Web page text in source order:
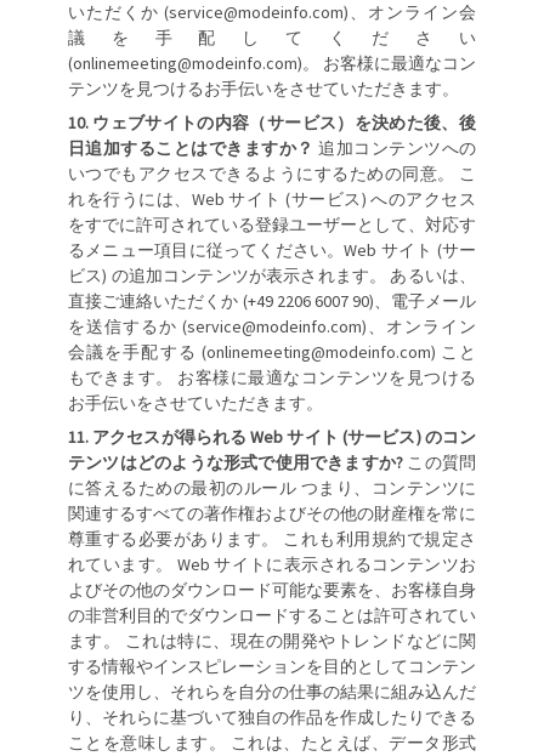
いただくか (service@modeinfo.com)、オンライン会
議を手配してください
(onlinemeeting@modeinfo.com)。 お客様に最適なコン
テンツを見つけるお手伝いをさせていただきます。
ウェブサイトの内容（サービス）を決めた後、後
日追加することはできますか？ 追加コンテンツへの
いつでもアクセスできるようにするための同意。 こ
れを行うには、Web サイト (サービス) へのアクセス
をすでに許可されている登録ユーザーとして、対応す
るメニュー項目に従ってください。Web サイト (サー
ビス) の追加コンテンツが表示されます。 あるいは、
直接ご連絡いただくか (+49 2206 6007 90)、電子メール
を送信するか (service@modeinfo.com)、オンライン
会議を手配する (onlinemeeting@modeinfo.com) こと
もできます。 お客様に最適なコンテンツを見つける
お手伝いをさせていただきます。
アクセスが得られる Web サイト (サービス) のコン
テンツはどのような形式で使用できますか? この質問
に答えるための最初のルール つまり、コンテンツに
関連するすべての著作権およびその他の財産権を常に
尊重する必要があります。 これも利用規約で規定さ
れています。 Web サイトに表示されるコンテンツお
よびその他のダウンロード可能な要素を、お客様自身
の非営利目的でダウンロードすることは許可されてい
ます。 これは特に、現在の開発やトレンドなどに関
する情報やインスピレーションを目的としてコンテン
ツを使用し、それらを自分の仕事の結果に組み込んだ
り、それらに基づいて独自の作品を作成したりできる
ことを意味します。 これは、たとえば、データ形式